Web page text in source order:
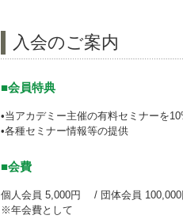
入会のご案内
■会員特典
•当アカデミー主催の有料セミナーを
•各種セミナー情報等の提供
■会費
個人会員 5,000円 / 団体会員 100,000
※年会費として